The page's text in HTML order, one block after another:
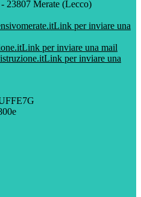
23807 Merate (Lecco)
Link per inviare una
Link per inviare una mail
Link per inviare una